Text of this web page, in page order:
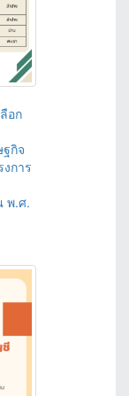
อก
กิจ
การ
พ.ศ.